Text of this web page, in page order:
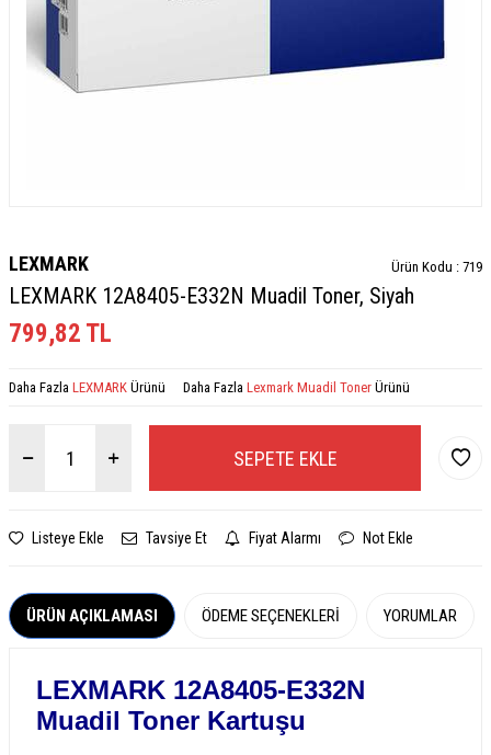
LEXMARK Ürün Kodu : 719
LEXMARK 12A8405-E332N Muadil Toner, Siyah
799,82 TL
Daha Fazla LEXMARK Ürünü Daha Fazla Lexmark Muadil Toner Ürünü
SEPETE EKLE
Listeye Ekle Tavsiye Et Fiyat Alarmı Not Ekle
ÜRÜN AÇIKLAMASI ÖDEME SEÇENEKLERI YORUMLAR
LEXMARK 12A8405-E332N
Muadil Toner Kartuşu